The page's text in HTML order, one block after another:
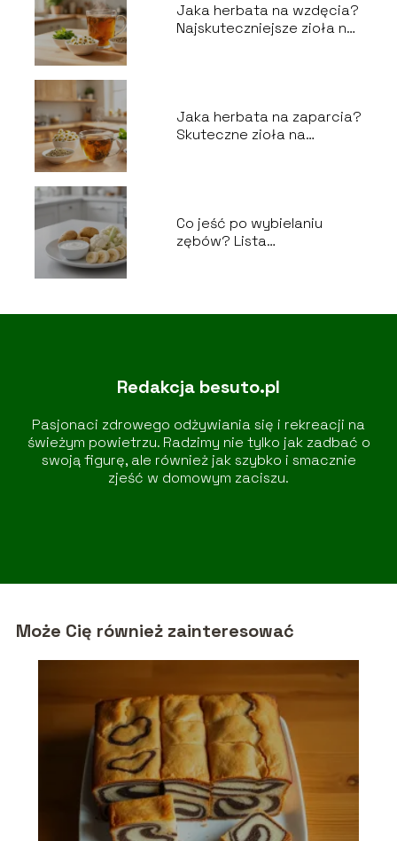
Jaka herbata na wzdęcia?
Najskuteczniejsze zioła na
Jaka herbata na zaparcia?
Skuteczne zioła na
Co jeść po wybielaniu
zębów? Lista
Redakcja besuto.pl
Pasjonaci zdrowego odżywiania się i rekreacji na
świeżym powietrzu. Radzimy nie tylko jak zadbać o
swoją figurę, ale również jak szybko i smacznie
zjeść w domowym zaciszu.
Może Cię również zainteresować